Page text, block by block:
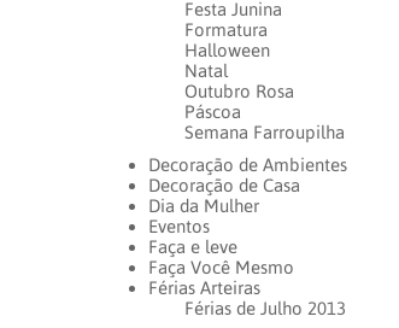
Festa Junina
Formatura
Halloween
Natal
Outubro Rosa
Páscoa
Semana Farroupilha
Decoração de Ambientes
Decoração de Casa
Dia da Mulher
Eventos
Faça e leve
Faça Você Mesmo
Férias Arteiras
Férias de Julho 2013